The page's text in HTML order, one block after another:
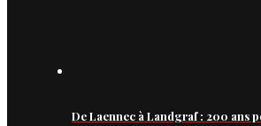
De Laennec à Landgraf : 200 ans